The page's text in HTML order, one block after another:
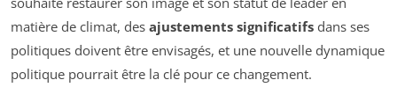
matière de climat, des ajustements significatifs dans ses
politiques doivent être envisagés, et une nouvelle dynamique
politique pourrait être la clé pour ce changement.